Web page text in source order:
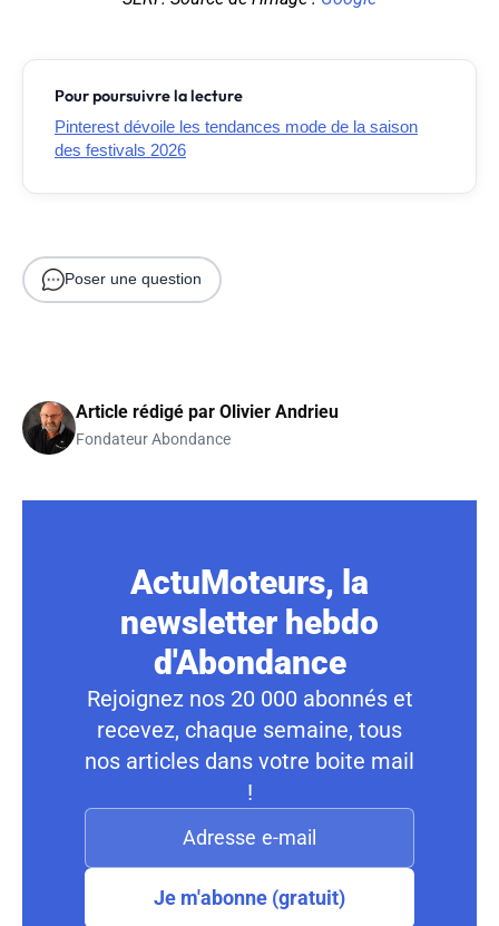
Pour poursuivre la lecture
Pinterest dévoile les tendances mode de la saison
des festivals 2026
Poser une question
Article rédigé par Olivier Andrieu
Fondateur Abondance
ActuMoteurs, la
newsletter hebdo
d'Abondance
Rejoignez nos 20 000 abonnés et
recevez, chaque semaine, tous
nos articles dans votre boite mail
!
Je m'abonne (gratuit)